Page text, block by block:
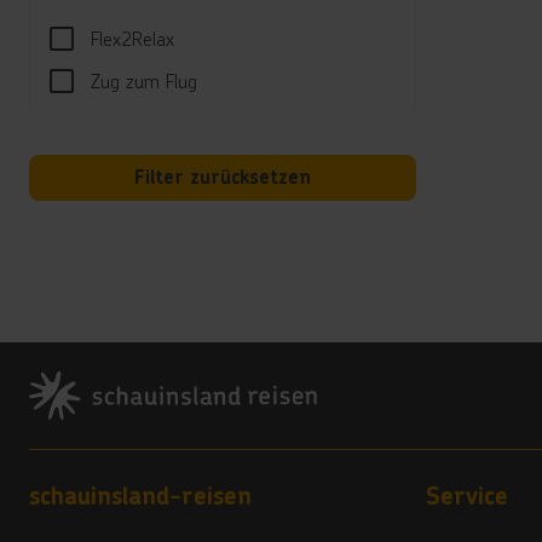
Flex2Relax
Zug zum Flug
Filter zurücksetzen
Tel.:
Footer
Footer navigation
schauinsland-reisen Service